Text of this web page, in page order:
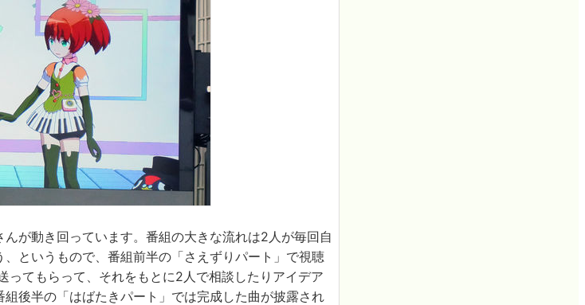
が動き回っています。番組の大きな流れは2人が毎回自
というもので、番組前半の「さえずりパート」で視聴
てもらって、それをもとに2人で相談したりアイデア
後半の「はばたきパート」では完成した曲が披露され